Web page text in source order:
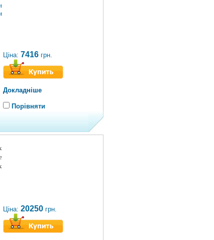
Ціна: 7416 грн.
Докладніше
Порівняти
Ціна: 20250 грн.